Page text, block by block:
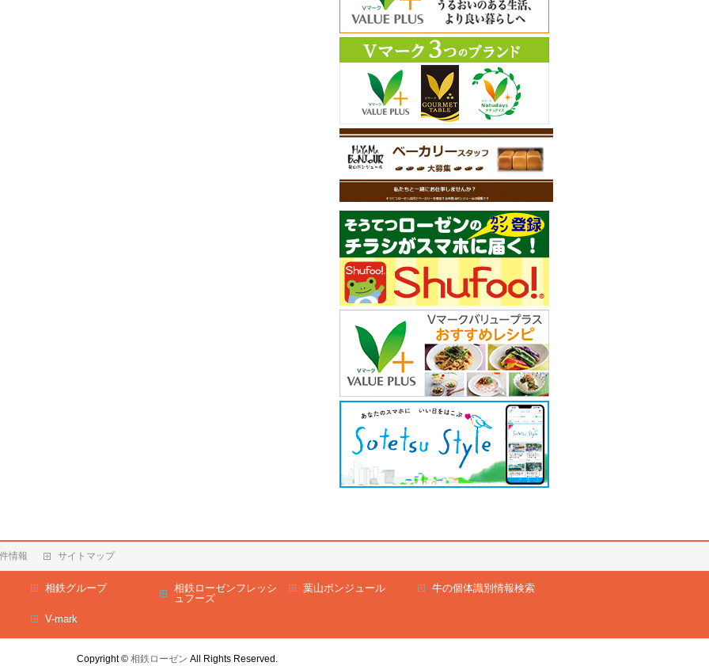
情報 サイトマップ
相鉄グループ
相鉄ローゼンフレッシ
ュフーズ
葉山ボンジュール 牛の個体識別情報検索
V-mark
Copyright © 相鉄ローゼン All Rights Reserved.